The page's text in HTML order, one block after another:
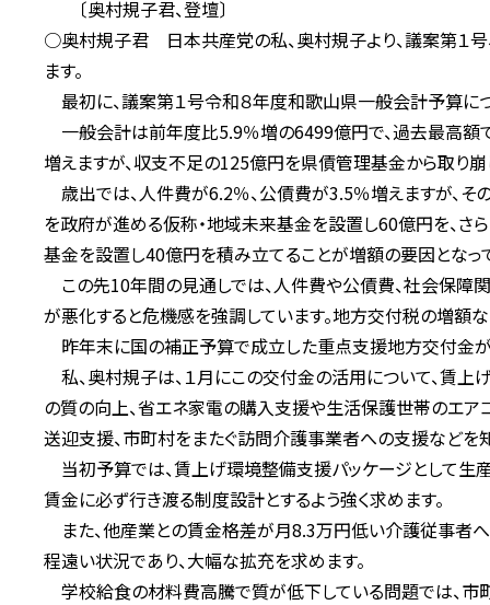
〔奥村規子君、登壇〕
○奥村規子君 日本共産党の私、奥村規子より、議案第１号
ます。
最初に、議案第１号令和８年度和歌山県一般会計予算に
一般会計は前年度比5.9％増の6499億円で、過去最高額
増えますが、収支不足の125億円を県債管理基金から取り崩
歳出では、人件費が6.2％、公債費が3.5％増えますが、そ
を政府が進める仮称・地域未来基金を設置し60億円を、
基金を設置し40億円を積み立てることが増額の要因となっ
この先10年間の見通しでは、人件費や公債費、社会保障
が悪化すると危機感を強調しています。地方交付税の増額
昨年末に国の補正予算で成立した重点支援地方交付金
私、奥村規子は、１月にこの交付金の活用について、賃
の質の向上、省エネ家電の購入支援や生活保護世帯のエ
送迎支援、市町村をまたぐ訪問介護事業者への支援などを
当初予算では、賃上げ環境整備支援パッケージとして
賃金に必ず行き渡る制度設計とするよう強く求めます。
また、他産業との賃金格差が月8.3万円低い介護従事者
程遠い状況であり、大幅な拡充を求めます。
学校給食の材料費高騰で質が低下している問題では、市